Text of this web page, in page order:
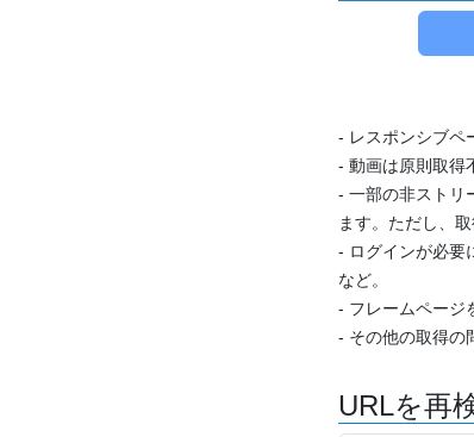
- レスポンシブペ
- 動画は原則取得
- 一部の非ストリ
ます。ただし、
- ログインが必要
など。
- フレームページ
- その他の取得の
URLを再